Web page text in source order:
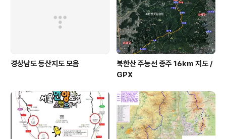
경상남도 등산지도 모음
북한산 주능선 종주 16km 지도 /
GPX